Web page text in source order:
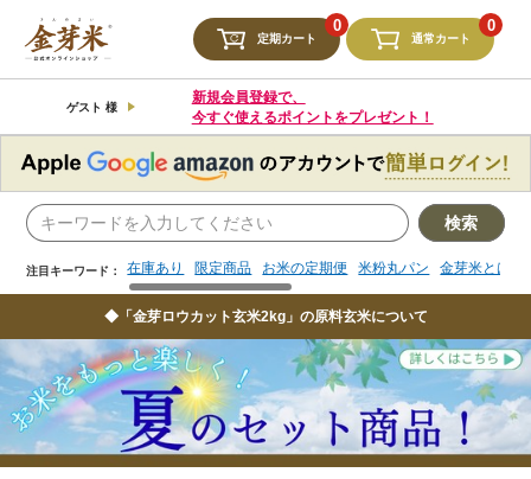
定期カート
0
通常カート
0
ゲスト 様
新規会員登録で、
今すぐ使えるポイントをプレゼント！
検索
注目キーワード： 在庫あり 限定商品 お米の定期便 米粉丸パン 金芽米とは
注目キーワード： 限定商品 お米の定期便 米粉丸パン 金芽米とは
◆「金芽ロウカット玄米2kg」の原料玄米について